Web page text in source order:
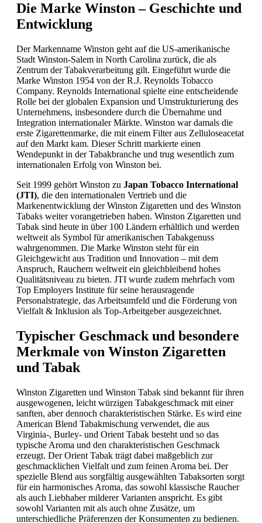
Die Marke Winston – Geschichte und
Entwicklung
Der Markenname Winston geht auf die US-amerikanische
Stadt Winston-Salem in North Carolina zurück, die als
Zentrum der Tabakverarbeitung gilt. Eingeführt wurde die
Marke Winston 1954 von der R.J. Reynolds Tobacco
Company. Reynolds International spielte eine entscheidende
Rolle bei der globalen Expansion und Umstrukturierung des
Unternehmens, insbesondere durch die Übernahme und
Integration internationaler Märkte. Winston war damals die
erste Zigarettenmarke, die mit einem Filter aus Zelluloseacetat
auf den Markt kam. Dieser Schritt markierte einen
Wendepunkt in der Tabakbranche und trug wesentlich zum
internationalen Erfolg von Winston bei.
Seit 1999 gehört Winston zu Japan Tobacco International
(JTI), die den internationalen Vertrieb und die
Markenentwicklung der Winston Zigaretten und des Winston
Tabaks weiter vorangetrieben haben. Winston Zigaretten und
Tabak sind heute in über 100 Ländern erhältlich und werden
weltweit als Symbol für amerikanischen Tabakgenuss
wahrgenommen. Die Marke Winston steht für ein
Gleichgewicht aus Tradition und Innovation – mit dem
Anspruch, Rauchern weltweit ein gleichbleibend hohes
Qualitätsniveau zu bieten. JTI wurde zudem mehrfach vom
Top Employers Institute für seine herausragende
Personalstrategie, das Arbeitsumfeld und die Förderung von
Vielfalt & Inklusion als Top-Arbeitgeber ausgezeichnet.
Typischer Geschmack und besondere
Merkmale von Winston Zigaretten
und Tabak
Winston Zigaretten und Winston Tabak sind bekannt für ihren
ausgewogenen, leicht würzigen Tabakgeschmack mit einer
sanften, aber dennoch charakteristischen Stärke. Es wird eine
American Blend Tabakmischung verwendet, die aus
Virginia-, Burley- und Orient Tabak besteht und so das
typische Aroma und den charakteristischen Geschmack
erzeugt. Der Orient Tabak trägt dabei maßgeblich zur
geschmacklichen Vielfalt und zum feinen Aroma bei. Der
spezielle Blend aus sorgfältig ausgewählten Tabaksorten sorgt
für ein harmonisches Aroma, das sowohl klassische Raucher
als auch Liebhaber milderer Varianten anspricht. Es gibt
sowohl Varianten mit als auch ohne Zusätze, um
unterschiedliche Präferenzen der Konsumenten zu bedienen.